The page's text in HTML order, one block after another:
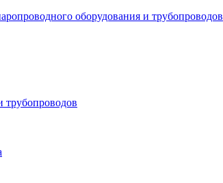
оборудования и трубопроводов
трубопроводов